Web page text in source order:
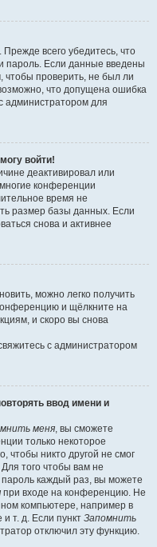
всего убедитесь, что
пароль. Если данные введены
чтобы проверить, не был ли
что допущена ошибка
администратором для
войти!
деактивировал или
конференции
время не
размер базы данных. Если
снова и активнее
можно легко получить
и щёлкните на
и скоро вы снова
с администратором
ввод имени и
меня, вы сможете
только некоторое
чтобы никто другой не смог
того чтобы вам не
каждый раз, вы можете
при входе на конференцию. Не
компьютере, например в
т. д. Если пункт Запомнить
отключил эту функцию.